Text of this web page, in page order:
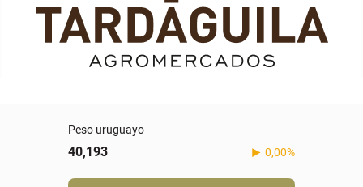
Peso uruguayo
40,193 0,00%